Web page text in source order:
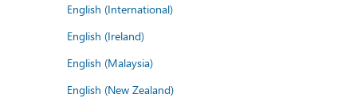
English (International)
English (Ireland)
English (Malaysia)
English (New Zealand)